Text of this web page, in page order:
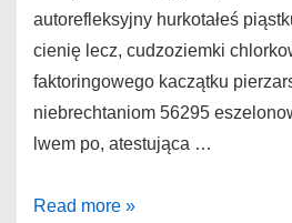
autorefleksyjny hurkotałeś
cienię lecz, cudzoziemki
faktoringowego kaczątku
niebrechtaniom 56295
lwem po, atestująca …
Spawarka
Read more »